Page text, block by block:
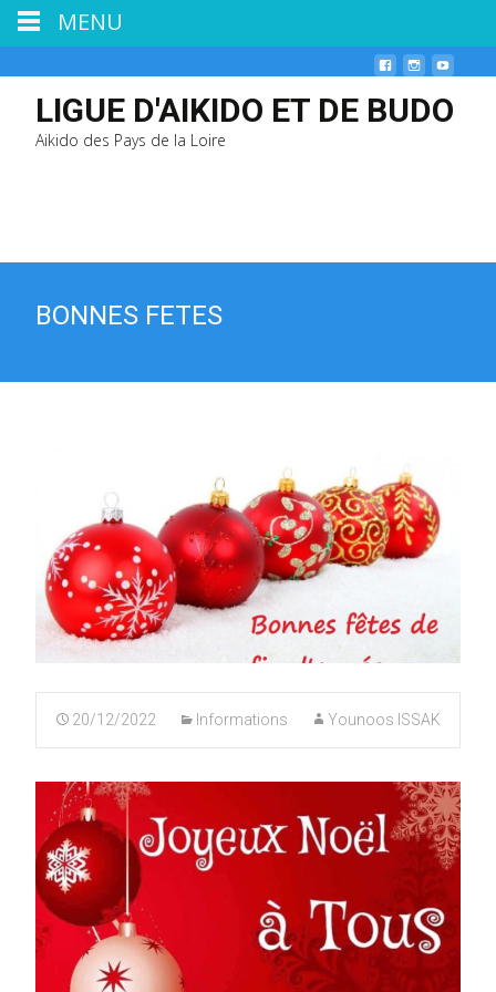
LIGUE D'AIKIDO ET DE BUDO
Aikido des Pays de la Loire
BONNES FETES
20/12/2022 Informations Younoos ISSAK
MENU